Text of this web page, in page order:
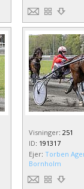
Visninger: 251
ID: 191317
Ejer: Torben
Bornholm